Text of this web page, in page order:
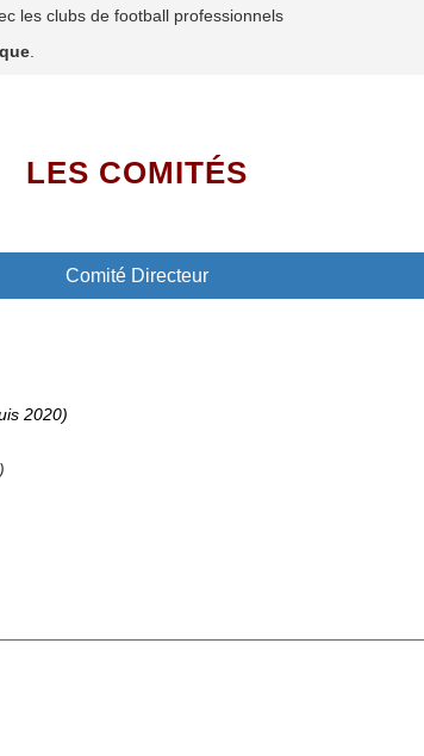
les clubs de football professionnels
LES COMITÉS
Comité Directeur
2020)